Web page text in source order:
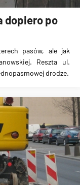
dopiero po
pasów, ale jak
Reszta ul.
drodze.